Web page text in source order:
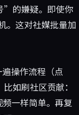
”的嫌疑。即使你
。这对社媒批量加
操作流程（点
如刷社区贡献：
一样简单。再复